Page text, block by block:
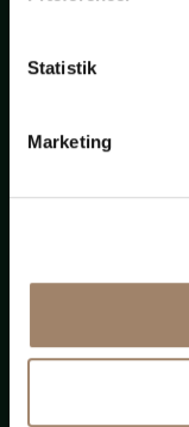
Statistik
Marketing
til
Nye
og